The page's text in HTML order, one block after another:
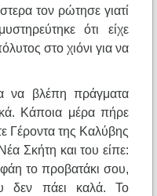
τον ρώτησε γιατί
ότι είχε
στο χιόνι για να
να βλέπη πράγματα
Κάποια μέρα πήρε
Γέροντα της Καλύβης
Σκήτη και του είπε:
το προβατάκι σου,
δεν πάει καλά. Το